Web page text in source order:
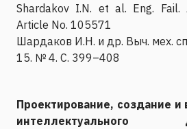
Shardakov I.N. et al. Eng.
Article No. 105571
Шардаков И.Н. и др. Выч. мех.
15. № 4. С. 399–408
Проектирование, создание и
интеллектуального